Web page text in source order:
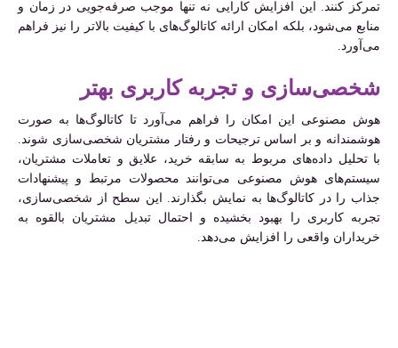
تمرکز کنند. این افزایش کارایی نه تنها موجب صرفه‌جویی در زمان و
منابع می‌شود، بلکه امکان ارائه کاتالوگ‌های با کیفیت بالاتر را نیز فراهم
می‌آورد.
شخصی‌سازی و تجربه کاربری بهتر
هوش مصنوعی این امکان را فراهم می‌آورد تا کاتالوگ‌ها به صورت
هوشمندانه و بر اساس ترجیحات و رفتار مشتریان شخصی‌سازی شوند.
با تحلیل داده‌های مربوط به سابقه خرید، علایق و تعاملات مشتریان،
سیستم‌های هوش مصنوعی می‌توانند محصولات مرتبط و پیشنهادات
جذاب را در کاتالوگ‌ها به نمایش بگذارند. این سطح از شخصی‌سازی،
تجربه کاربری را بهبود بخشیده و احتمال تبدیل مشتریان بالقوه به
خریداران واقعی را افزایش می‌دهد.